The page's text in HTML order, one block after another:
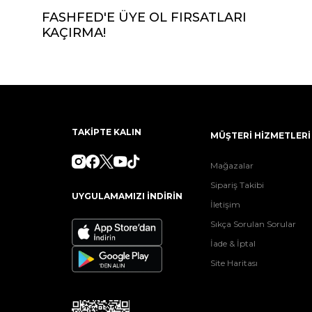
FASHFED'E ÜYE OL FIRSATLARI
KAÇIRMA!
TAKİPTE KALIN
UYGULAMAMIZI İNDİRİN
MÜŞTERİ HİZMETLERİ
Mağazalar
Sipariş Takibi
İletişim
Sıkça Sorulan Sorular
İade & İptal
Site Haritası